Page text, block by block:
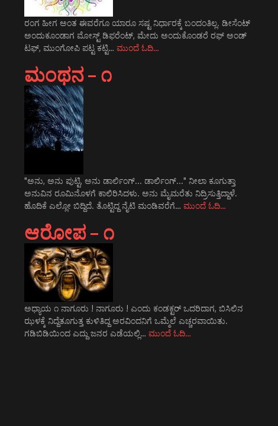
ರಂಗ ಹೀಗ ಅಂತ ಈವರೆಗೂ ಯಾರೂ ಸಷ್ಟ ನಿರ್ಧಾರಕ್ಕೆ ಬಂದಂತಿಲ್ಲ. ಡೀಸೆಂಟ್
ಅಂದುಕೂಂಡಾಗ ಮೋಸ್ಟ್‌ ಡಿಫರೆಂಟ್‌, ಮೇದು ಅಂದುಕೊಂಡರೆ ರಫ್ ಅಂಡ್
ಟಫ್, ಮುಂಗೋಪಿ ಪಟ್ಟ ಕಟ್ಟಿ…ಮುಂದೆ ಓದಿ…
ಮಂಥನ – ೧
"ಅನು, ಅನು ಪುಟ್ಟಿ, ಅನು ಡಾರ್ಲಿಂಗ್... ಡಾರ್ಲಿಂಗ್..." ನೀಲಾ ಕೂಗುತ್ತಾ
ಅನುವಿನ ರೂಮಿನೊಳಗೆ ಕಾಲಿರಿಸಿದಳು. ಅನು ಮೈಮರೆತು ನಿದ್ರಿಸುತ್ತಿದ್ದಾಳೆ.
ಹೊದಿಕೆ ಎಲ್ಲೋ ಬಿದ್ದಿದೆ. ತೊಟ್ಟಿದ್ದ ನೈಟಿ ಮಂಡಿವರೆಗೆ…ಮುಂದೆ ಓದಿ…
ಆರೋಪ – ೧
ಅಧ್ಯಾಯ ೧ ನಾಗೂರು ! ನಾಗೂರು ! ಎಂದು ಕಂಡಕ್ಟರ್ ಒದರಿದಾಗ, ಬಿಸಿಲಿನ
ಝಳಕ್ಕೆ ನಿದ್ದೆತೂಗುತ್ತ ಕುಳಿತಿದ್ದ ಅರವಿಂದನಿಗೆ ಒಮ್ಮೆಲೆ ಎಚ್ಚರವಾಯಿತು.
ಗಡಿಬಿಡಿಯಿಂದ ಎದ್ದು ಜನರ ಎಡೆಯಲ್ಲಿ…ಮುಂದೆ ಓದಿ…